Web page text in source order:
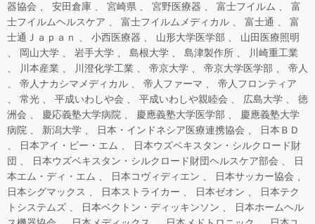
器協会
安田倉庫 宮崎県 宮野医療器 富士フイルム
富
士フイルムヘルスケア
富士フイルムメディカル 富士通
富
士通Ｊａｐａｎ
小西医療器 山形大学医学部
山田医療照明
岡山大学
岩手大学 島根大学 島津製作所
川崎重工業
川本産業
川澄化学工業 帝京大学 帝京大学医学部
帝人
帝人ナカシマメディカル
帝人ファーマ
帝人フロンティア
常光
平成いわしや会 平成いわしや親睦会 広島大学
徳
洲会
慶応義塾大学病院 慶應義塾大学医学部
慶應義塾大学
病院
新潟大学 日本・インドネシア医療連携協会
日本ＢＤ
日本アイ・ビー・エム
日本ウズベキスタン・シルクロード財
団
日本ウズベキスタン・シルクロード財団ヘルスケア部会
日
本エム・ディ・エム
日本コヴィディエン
日本サッカー協会
日本シグマックス
日本ストライカー 日本ゼオン
日本テク
トシステムズ
日本ベクトン・ディッキンソン
日本ホームヘル